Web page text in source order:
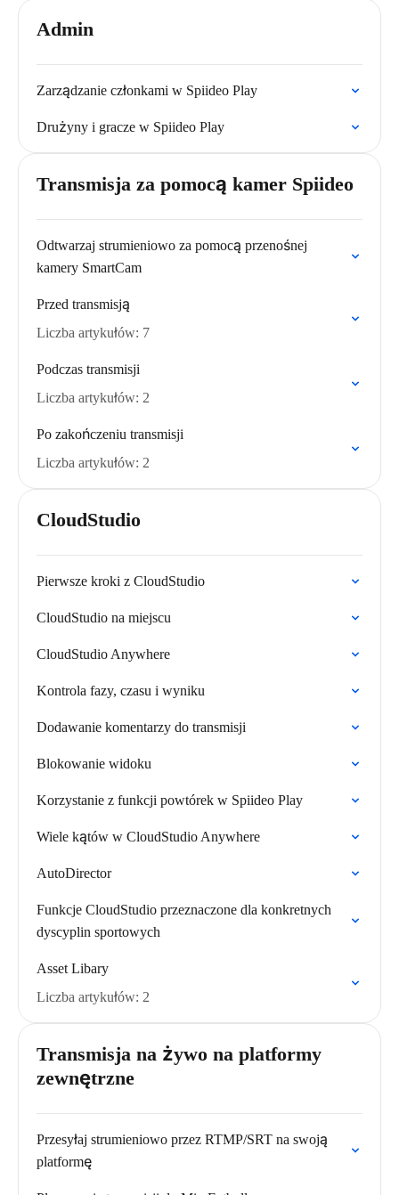
Admin
Zarządzanie członkami w Spiideo Play
Drużyny i gracze w Spiideo Play
Transmisja za pomocą kamer Spiideo
Odtwarzaj strumieniowo za pomocą przenośnej
kamery SmartCam
Przed transmisją
Liczba artykułów: 7
Podczas transmisji
Liczba artykułów: 2
Po zakończeniu transmisji
Liczba artykułów: 2
CloudStudio
Pierwsze kroki z CloudStudio
CloudStudio na miejscu
CloudStudio Anywhere
Kontrola fazy, czasu i wyniku
Dodawanie komentarzy do transmisji
Blokowanie widoku
Korzystanie z funkcji powtórek w Spiideo Play
Wiele kątów w CloudStudio Anywhere
AutoDirector
Funkcje CloudStudio przeznaczone dla konkretnych
dyscyplin sportowych
Asset Libary
Liczba artykułów: 2
Transmisja na żywo na platformy
zewnętrzne
Przesyłaj strumieniowo przez RTMP/SRT na swoją
platformę